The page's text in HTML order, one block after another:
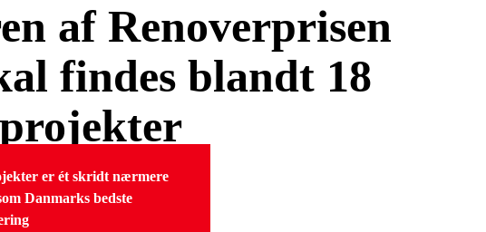
af Renoverprisen
findes blandt 18
er ét skridt nærmere
Danmarks bedste